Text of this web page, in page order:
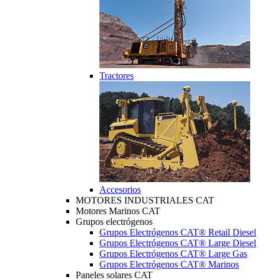
Tractores
Accesorios
MOTORES INDUSTRIALES CAT
Motores Marinos CAT
Grupos electrógenos
Grupos Electrógenos CAT® Retail Diesel
Grupos Electrógenos CAT® Large Diesel
Grupos Electrógenos CAT® Large Gas
Grupos Electrógenos CAT® Marinos
Paneles solares CAT